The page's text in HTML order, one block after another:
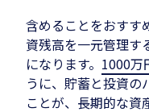
含めることをおすす
資残高を一元管理す
になります。 1000万
うに、貯蓄と投資の
ことが、長期的な資